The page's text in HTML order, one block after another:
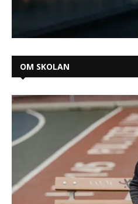
OM SKOLAN